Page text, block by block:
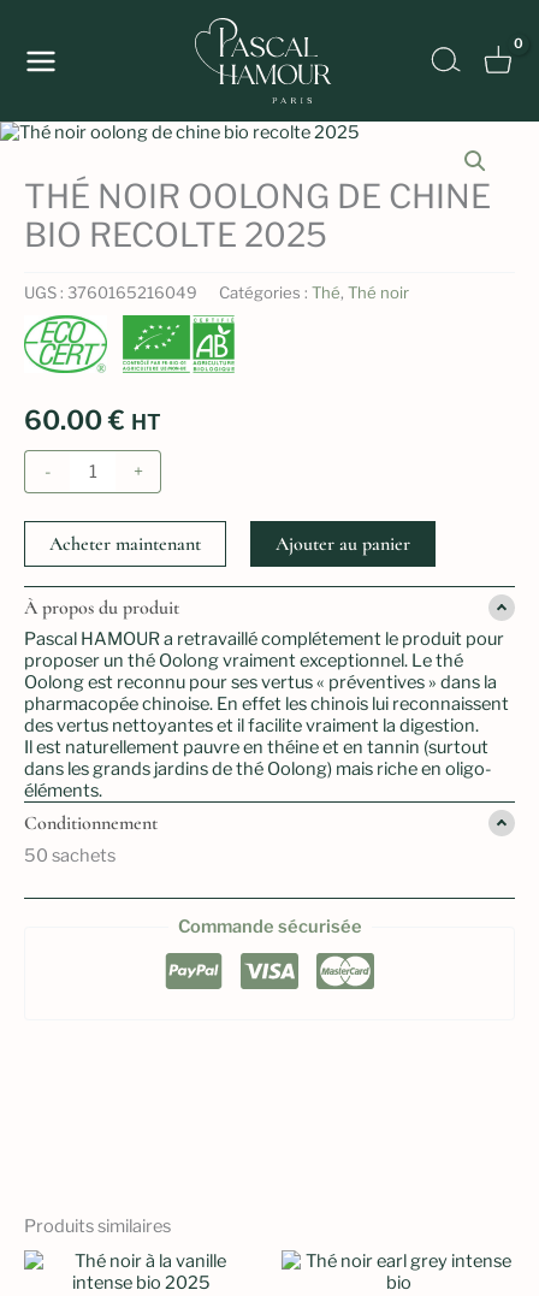
contenu
THÉ NOIR OOLONG DE CHINE
BIO RECOLTE 2025
UGS : 3760165216049 Catégories : Thé, Thé noir
60.00€ HT
-
quantité
noir
oolong
de
chine
bio
recolte
2025
+
Acheter maintenant Ajouter au panier
À propos du produit
Pascal HAMOUR a retravaillé complétement le produit pour
proposer un thé Oolong vraiment exceptionnel. Le thé
Oolong est reconnu pour ses vertus « préventives » dans la
pharmacopée chinoise. En effet les chinois lui reconnaissent
des vertus nettoyantes et il facilite vraiment la digestion.
Il est naturellement pauvre en théine et en tannin (surtout
dans les grands jardins de thé Oolong) mais riche en oligo-
éléments.
Conditionnement
50 sachets
Commande sécurisée
Produits similaires